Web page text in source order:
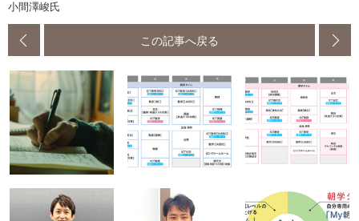
小間澤峻氏
この記事へ戻る